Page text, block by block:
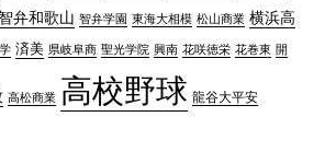
弁和歌山 智弁学園 東海大相模 松山商業 横浜高
済美 県岐阜商 聖光学院 興南 花咲徳栄 花巻東 開
高松商業 高校野球 龍谷大平安